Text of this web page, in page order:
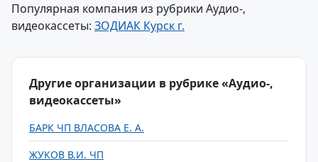
Популярная компания из рубрики Аудио-,
видеокассеты: ЗОДИАК Курск г.
Другие организации в рубрике «Аудио-,
видеокассеты»
БАРК ЧП ВЛАСОВА Е. А.
ЖУКОВ В.И. ЧП